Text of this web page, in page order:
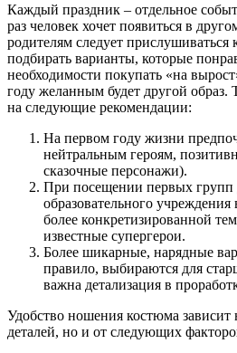
Каждый праздник – отдельное
раз человек хочет появиться в
родителям следует прислушиваться
подбирать варианты, которые
необходимости покупать «на
году желанным будет другой образ.
на следующие рекомендации:
На первом году жизни
нейтральным героям,
сказочные персонажи).
При посещении первых групп
образовательного
более конкретизированной
известные супергерои.
Более шикарные, нарядные
правило, выбираются для
важна детализация в
Удобство ношения костюма зависит
деталей, но и от следующих